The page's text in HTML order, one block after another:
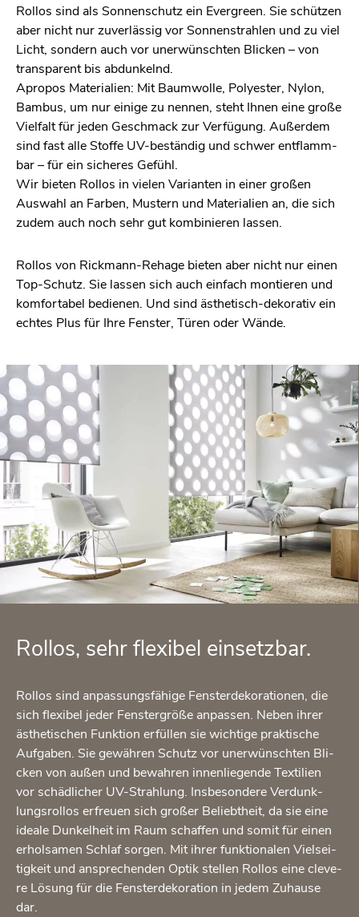
Rol­los sind als Son­nen­schutz ein Ever­green. Sie schüt­zen
aber nicht nur zu­ver­läs­sig vor Son­nen­strah­len und zu viel
Licht, son­dern auch vor un­er­wünsch­ten Bli­cken – von
trans­pa­rent bis ab­dun­kelnd.
Apro­pos Ma­te­ria­li­en: Mit Baum­wol­le, Po­ly­es­ter, Nylon,
Bam­bus, um nur ei­ni­ge zu nen­nen, steht Ihnen eine große
Viel­falt für jeden Ge­schmack zur Ver­fü­gung. Au­ßer­dem
sind fast alle Stof­fe UV-be­stän­dig und schwer ent­flamm­
bar – für ein si­che­res Ge­fühl.
Wir bie­ten Rol­los in vie­len Va­ri­an­ten in einer gro­ßen
Aus­wahl an Far­ben, Mus­tern und Ma­te­ria­li­en an, die sich
zudem auch noch sehr gut kom­bi­nie­ren las­sen.
Rol­los von Rick­mann-Re­ha­ge bie­ten aber nicht nur einen
Top-Schutz. Sie las­sen sich auch ein­fach mon­tie­ren und
kom­for­ta­bel be­die­nen. Und sind äs­the­tisch-de­ko­ra­tiv ein
ech­tes Plus für Ihre Fens­ter, Türen oder Wände.
Rol­los, sehr fle­xi­bel ein­setz­bar.
Rol­los sind an­pas­sungs­fä­hi­ge Fens­ter­de­ko­ra­tio­nen, die
sich fle­xi­bel jeder Fens­ter­grö­ße an­pas­sen. Neben ihrer
äs­the­ti­schen Funk­ti­on er­fül­len sie wich­ti­ge prak­ti­sche
Auf­ga­ben. Sie ge­wäh­ren Schutz vor un­er­wünsch­ten Bli­
cken von außen und be­wah­ren in­nen­lie­gen­de Tex­ti­li­en
vor schäd­li­cher UV-Strah­lung. Ins­be­son­de­re Ver­dunk­
lungs­rol­los er­freu­en sich gro­ßer Be­liebt­heit, da sie eine
idea­le Dun­kel­heit im Raum schaf­fen und somit für einen
er­hol­sa­men Schlaf sor­gen. Mit ihrer funk­tio­na­len Viel­sei­
tig­keit und an­spre­chen­den Optik stel­len Rol­los eine cle­ve­
re Lö­sung für die Fens­ter­de­ko­ra­ti­on in jedem Zu­hau­se
dar.